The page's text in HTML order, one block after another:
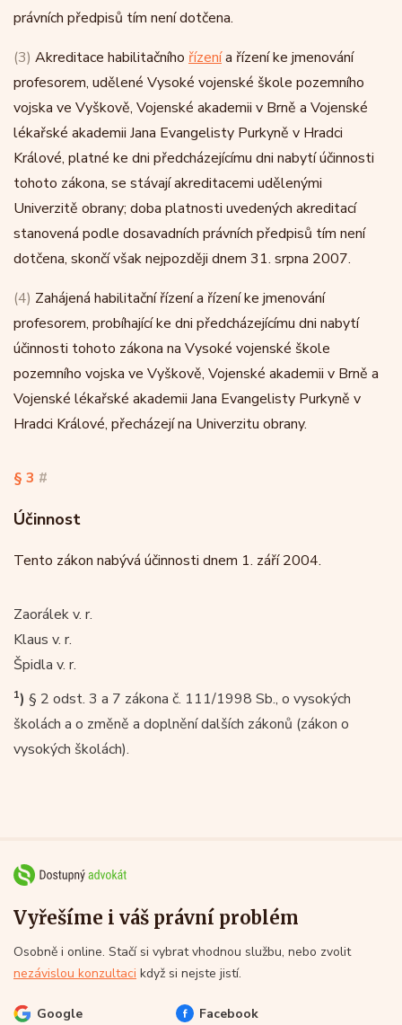
právních předpisů tím není dotčena.
(3) Akreditace habilitačního řízenía řízení ke jmenování
profesorem, udělené Vysoké vojenské škole pozemního
vojska ve Vyškově, Vojenské akademii v Brně a Vojenské
lékařské akademii Jana Evangelisty Purkyně v Hradci
Králové, platné ke dni předcházejícímu dni nabytí účinnosti
tohoto zákona, se stávají akreditacemi udělenými
Univerzitě obrany; doba platnosti uvedených akreditací
stanovená podle dosavadních právních předpisů tím není
dotčena, skončí však nejpozději dnem 31. srpna 2007.
(4) Zahájená habilitační řízení a řízení ke jmenování
profesorem, probíhající ke dni předcházejícímu dni nabytí
účinnosti tohoto zákona na Vysoké vojenské škole
pozemního vojska ve Vyškově, Vojenské akademii v Brně a
Vojenské lékařské akademii Jana Evangelisty Purkyně v
Hradci Králové, přecházejí na Univerzitu obrany.
§ 3 #
Účinnost
Tento zákon nabývá účinnosti dnem 1. září 2004.
Zaorálek v. r.
Klaus v. r.
Špidla v. r.
1) § 2 odst. 3 a 7 zákona č. 111/1998 Sb., o vysokých
školách a o změně a doplnění dalších zákonů (zákon o
vysokých školách).
Vyřešíme i váš právní problém
Osobně i online. Stačí si vybrat vhodnou službu, nebo zvolit
nezávislou konzultaci když si nejste jistí.
Google Facebook